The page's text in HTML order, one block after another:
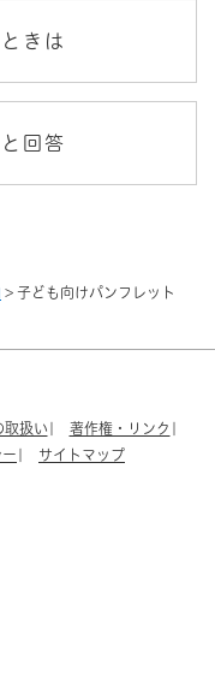
> 子ども向けパンフレット
きは
回答
取扱い
著作権・リンク
サイトマップ